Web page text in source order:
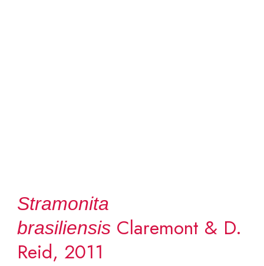
Stramonita
brasiliensisClaremont & D.
Reid, 2011